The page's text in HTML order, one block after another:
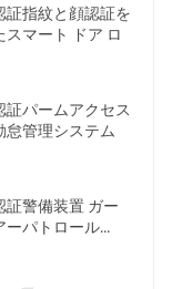
証指紋と顔認証を
スマート ドア ロ
証パームアクセス
怠管理システム
証警備装置 ガー
ーパトロール...